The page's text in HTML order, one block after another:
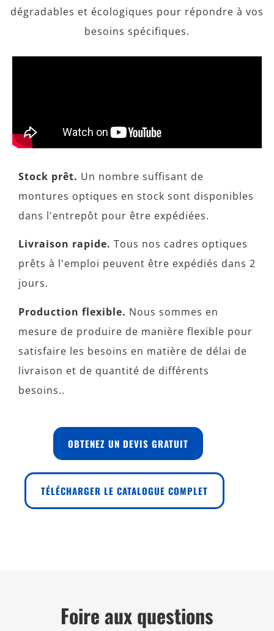
dégradables et écologiques pour répondre à vos
besoins spécifiques.
Stock prêt. Un nombre suffisant de
montures optiques en stock sont disponibles
dans l'entrepôt pour être expédiées.
Livraison rapide. Tous nos cadres optiques
prêts à l'emploi peuvent être expédiés dans 2
jours.
Production flexible. Nous sommes en
mesure de produire de manière flexible pour
satisfaire les besoins en matière de délai de
livraison et de quantité de différents
besoins..
OBTENEZ UN DEVIS GRATUIT
TÉLÉCHARGER LE CATALOGUE COMPLET
Foire aux questions